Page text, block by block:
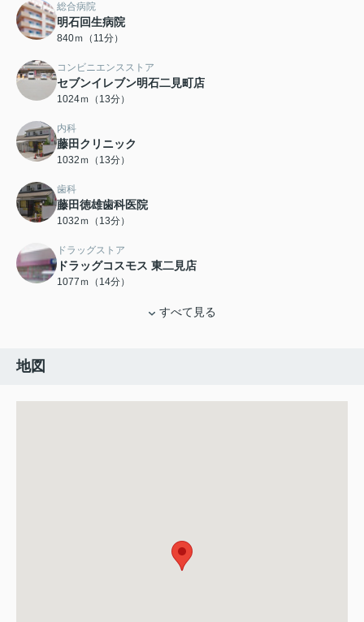
総合病院
明石回生病院
840ｍ（11分）
コンビニエンスストア
セブンイレブン明石二見町店
1024ｍ（13分）
内科
藤田クリニック
1032ｍ（13分）
歯科
藤田徳雄歯科医院
1032ｍ（13分）
ドラッグストア
ドラッグコスモス 東二見店
1077ｍ（14分）
すべて見る
地図